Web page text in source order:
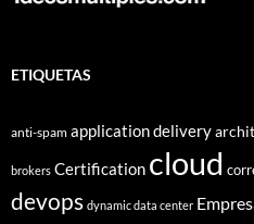
ETIQUETAS
anti-spam application delivery
brokers Certification cloud
devops dynamic data center